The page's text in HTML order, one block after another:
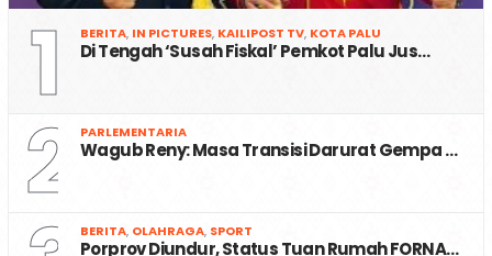
1 BERITA, IN PICTURES, KAILIPOST TV, KOTA PALU
Di Tengah ‘Susah Fiskal’ Pemkot Palu Jus…
2 PARLEMENTARIA
Wagub Reny: Masa Transisi Darurat Gempa …
BERITA, OLAHRAGA, SPORT
Porprov Diundur, Status Tuan Rumah FORNA…